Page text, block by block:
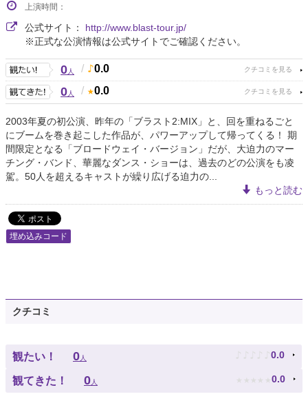
上演時間：
公式サイト： http://www.blast-tour.jp/
※正式な公演情報は公式サイトでご確認ください。
0人 / 0.0
0人 / 0.0
2003年夏の初公演、昨年の「ブラスト2:MIX」と、回を重ねるごと
にブームを巻き起こした作品が、パワーアップして帰ってくる！ 期
間限定となる「ブロードウェイ・バージョン」だが、大迫力のマー
チング・バンド、華麗なダンス・ショーは、過去のどの公演をも凌
駕。50人を超えるキャストが繰り広げる迫力の...
もっと読む
埋め込みコード
クチコミ
観たい！ 0人 ♪ ♪ ♪ ♪ ♪ 0.0
観てきた！ 0人 ★ ★ ★ ★ ★ 0.0